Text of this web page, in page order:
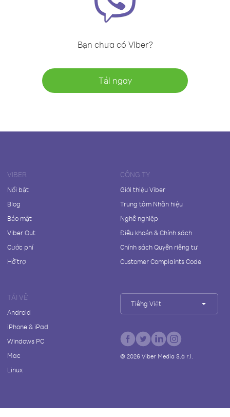
Bạn chưa có Viber?
Tải ngay
VIBER
Nổi bật
Blog
Bảo mật
Viber Out
Cước phí
Hỗ trợ
CÔNG TY
Giới thiệu Viber
Trung tâm Nhãn hiệu
Nghề nghiệp
Điều khoản & Chính sách
Chính sách Quyền riêng tư
Customer Complaints Code
TẢI VỀ
Android
iPhone & iPad
Windows PC
Mac
Linux
Tiếng Việt
© 2026Viber Media S.à r.l.